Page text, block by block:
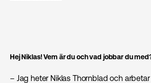
Hej Niklas! Vem är du och vad jobbar du
– Jag heter Niklas Thornblad och